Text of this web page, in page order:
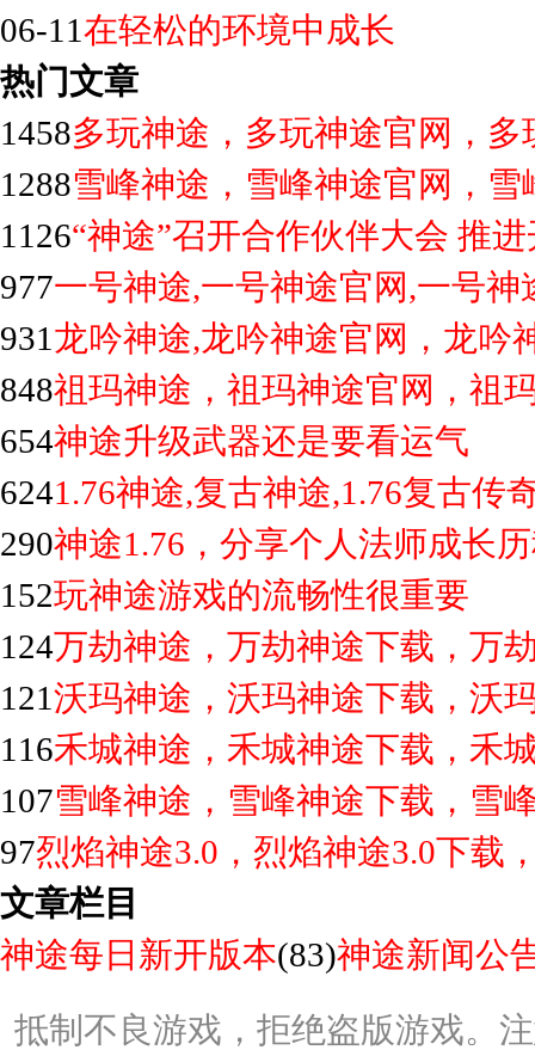
06-11在轻松的环境中成长
热门文章
1458多玩神途，多玩神途官网，多
1288雪峰神途，雪峰神途官网，雪
1126“神途”召开合作伙伴大会 推
977一号神途,一号神途官网,一号神
931 龙吟神途,龙吟神途官网，龙吟
848祖玛神途，祖玛神途官网，祖
654神途升级武器还是要看运气
6241.76神途,复古神途,1.76复古传
290神途1.76，分享个人法师成长
152玩神途游戏的流畅性很重要
124万劫神途，万劫神途下载，万
121沃玛神途，沃玛神途下载，沃
116禾城神途，禾城神途下载，禾
107雪峰神途，雪峰神途下载，雪
97烈焰神途3.0，烈焰神途3.0下载
文章栏目
神途每日新开版本(83)神途新闻公
抵制不良游戏，拒绝盗版游戏。